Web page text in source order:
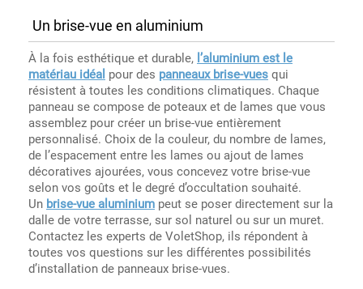
Un brise-vue en aluminium
À la fois esthétique et durable, l’aluminium est le
matériau idéal pour des panneaux brise-vues qui
résistent à toutes les conditions climatiques. Chaque
panneau se compose de poteaux et de lames que vous
assemblez pour créer un brise-vue entièrement
personnalisé. Choix de la couleur, du nombre de lames,
de l’espacement entre les lames ou ajout de lames
décoratives ajourées, vous concevez votre brise-vue
selon vos goûts et le degré d’occultation souhaité.
Un brise-vue aluminium peut se poser directement sur la
dalle de votre terrasse, sur sol naturel ou sur un muret.
Contactez les experts de VoletShop, ils répondent à
toutes vos questions sur les différentes possibilités
d’installation de panneaux brise-vues.